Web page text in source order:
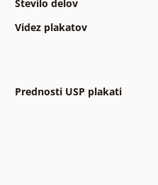
Število delov
Videz plakatov
Prednosti USP plakati